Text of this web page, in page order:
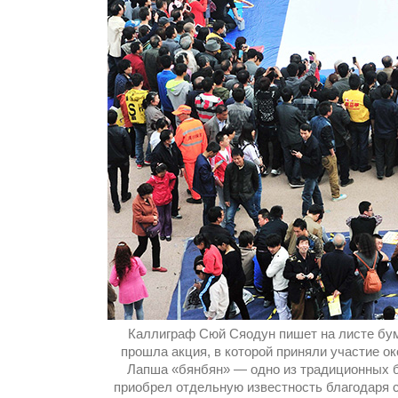
Каллиграф Сюй Сяодун пишет на листе
прошла акция, в которой приняли участие
Лапша «бянбян» — одно из традиционных
приобрел отдельную известность